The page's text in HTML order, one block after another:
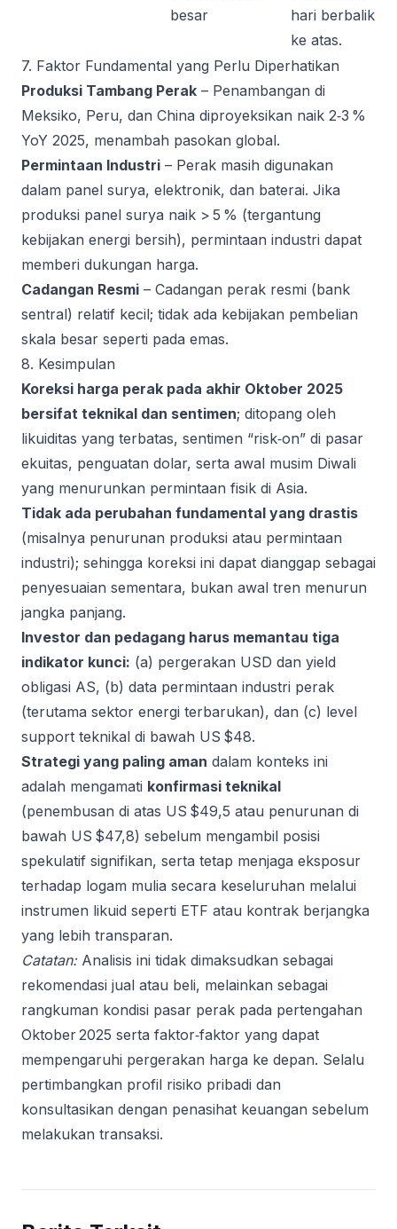
besar
hari berbalik
ke atas.
7. Faktor Fundamental yang Perlu Diperhatikan
Produksi Tambang Perak – Penambangan di
Meksiko, Peru, dan China diproyeksikan naik 2‑3 %
YoY 2025, menambah pasokan global.
Permintaan Industri – Perak masih digunakan
dalam panel surya, elektronik, dan baterai. Jika
produksi panel surya naik > 5 % (tergantung
kebijakan energi bersih), permintaan industri dapat
memberi dukungan harga.
Cadangan Resmi – Cadangan perak resmi (bank
sentral) relatif kecil; tidak ada kebijakan pembelian
skala besar seperti pada emas.
8. Kesimpulan
Koreksi harga perak pada akhir Oktober 2025
bersifat teknikal dan sentimen; ditopang oleh
likuiditas yang terbatas, sentimen “risk‑on” di pasar
ekuitas, penguatan dolar, serta awal musim Diwali
yang menurunkan permintaan fisik di Asia.
Tidak ada perubahan fundamental yang drastis
(misalnya penurunan produksi atau permintaan
industri); sehingga koreksi ini dapat dianggap sebagai
penyesuaian sementara, bukan awal tren menurun
jangka panjang.
Investor dan pedagang harus memantau tiga
indikator kunci: (a) pergerakan USD dan yield
obligasi AS, (b) data permintaan industri perak
(terutama sektor energi terbarukan), dan (c) level
support teknikal di bawah US $48.
Strategi yang paling aman dalam konteks ini
adalah mengamati konfirmasi teknikal
(penembusan di atas US $49,5 atau penurunan di
bawah US $47,8) sebelum mengambil posisi
spekulatif signifikan, serta tetap menjaga eksposur
terhadap logam mulia secara keseluruhan melalui
instrumen likuid seperti ETF atau kontrak berjangka
yang lebih transparan.
Catatan:Analisis ini tidak dimaksudkan sebagai
rekomendasi jual atau beli, melainkan sebagai
rangkuman kondisi pasar perak pada pertengahan
Oktober 2025 serta faktor‑faktor yang dapat
mempengaruhi pergerakan harga ke depan. Selalu
pertimbangkan profil risiko pribadi dan
konsultasikan dengan penasihat keuangan sebelum
melakukan transaksi.